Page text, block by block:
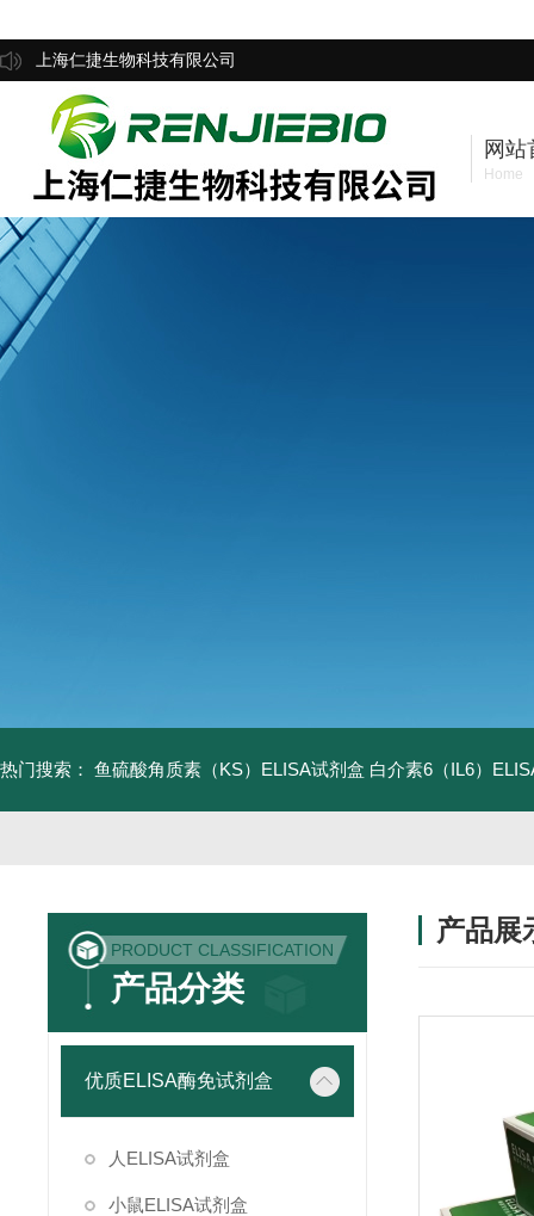
上海仁捷生物科技有限公司
网站
Home
热门搜索： 鱼硫酸角质素（KS）ELISA试剂盒 白介素6（IL6）
PRODUCT CLASSIFICATION
产品分类
优质ELISA酶免试剂盒
人ELISA试剂盒
小鼠ELISA试剂盒
产品展